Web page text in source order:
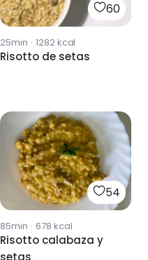
60
25min · 1282kcal
Risotto de setas
54
85min · 678 kcal
Risotto calabaza y
setas